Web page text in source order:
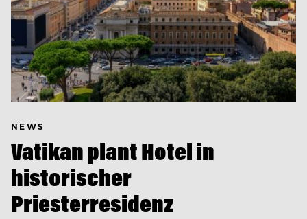
NEWS
Vatikan plant Hotel in
historischer
Priesterresidenz